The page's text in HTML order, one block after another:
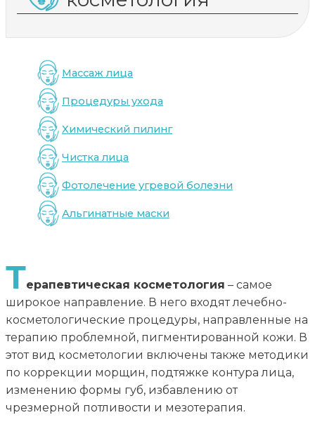
Массаж лица
Процедуры ухода
Химический пилинг
Чистка лица
Фотолечение угревой болезни
Альгинатные маски
Терапевтическая косметология – самое
широкое направление. В него входят лечебно-
косметологические процедуры, направленные на
терапию проблемной, пигментированной кожи. В
этот вид косметологии включены также методики
по коррекции морщин, подтяжке контура лица,
изменению формы губ, избавлению от
чрезмерной потливости и мезотерапия.